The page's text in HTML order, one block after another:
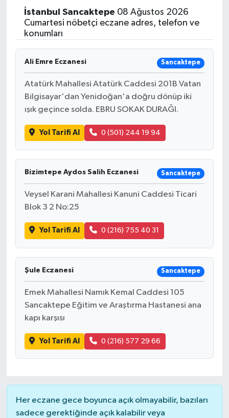
İstanbul Sancaktepe 08 Ağustos 2026
Cumartesi nöbetçi eczane adres, telefon ve
konumları
Ali Emre Eczanesi Sancaktepe
Atatürk Mahallesi Atatürk Caddesi 201B Vatan
Bilgisayar'dan Yenidoğan'a doğru dönüp iki
ışık geçince solda. EBRU SOKAK DURAĞI.
Yol Tarifi Al 0 (501) 244 19 94
Bizimtepe Aydos Salih Eczanesi Sancaktepe
Veysel Karani Mahallesi Kanuni Caddesi Ticari
Blok 3 2 No:25
Yol Tarifi Al 0 (216) 755 40 31
Şule Eczanesi Sancaktepe
Emek Mahallesi Namık Kemal Caddesi 105
Sancaktepe Eğitim ve Araştırma Hastanesi ana
kapı karşısı
Yol Tarifi Al 0 (216) 577 29 66
Her eczane gece boyunca açık olmayabilir, bazıları
sadece gerektiğinde açık kalabilir veya